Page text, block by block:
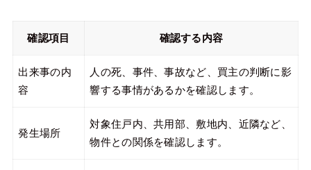
確認項目 確認する内容
出来事の内
容
人の死、事件、事故など、買主の判断に影
響する事情があるかを確認します。
発生場所
対象住戸内、共用部、敷地内、近隣など、
物件との関係を確認します。